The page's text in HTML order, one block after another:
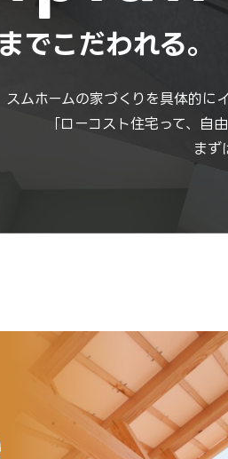
でこだわれる。
スムホームの家づくりを具体的に
「ローコスト住宅って、自
まず